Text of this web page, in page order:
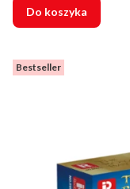
Do koszyka
Bestseller